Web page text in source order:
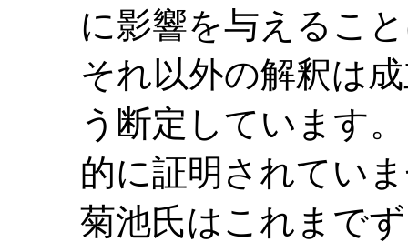
に影響を与えるこ
それ以外の解釈は
う断定しています
的に証明されてい
菊池氏はこれまで